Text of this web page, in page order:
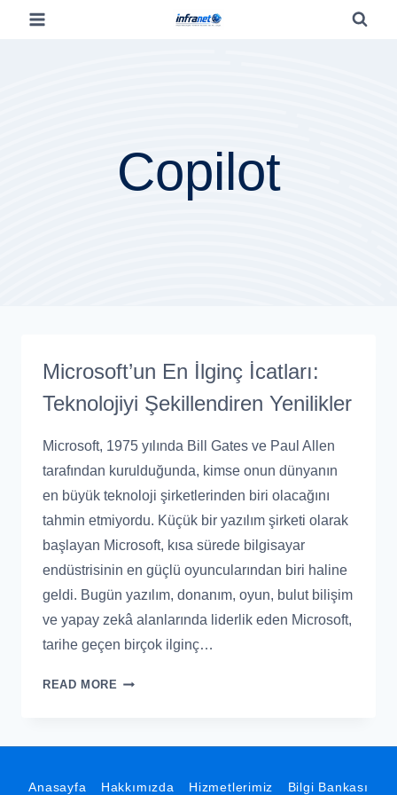
Copilot
Microsoft’un En İlginç İcatları:
Teknolojiyi Şekillendiren Yenilikler
Microsoft, 1975 yılında Bill Gates ve Paul Allen
tarafından kurulduğunda, kimse onun dünyanın
en büyük teknoloji şirketlerinden biri olacağını
tahmin etmiyordu. Küçük bir yazılım şirketi olarak
başlayan Microsoft, kısa sürede bilgisayar
endüstrisinin en güçlü oyuncularından biri haline
geldi. Bugün yazılım, donanım, oyun, bulut bilişim
ve yapay zekâ alanlarında liderlik eden Microsoft,
tarihe geçen birçok ilginç…
READ MORE
Anasayfa Hakkımızda Hizmetlerimiz Bilgi Bankası